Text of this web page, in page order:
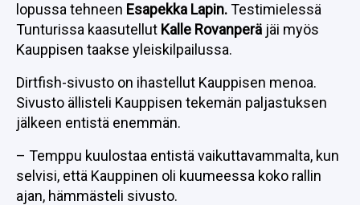
lopussa tehneen Esapekka Lapin.Testimielessä
Tunturissa kaasutellut Kalle Rovanperä jäi myös
Kauppisen taakse yleiskilpailussa.
Dirtfish-sivusto on ihastellut Kauppisen menoa.
Sivusto ällisteli Kauppisen tekemän paljastuksen
jälkeen entistä enemmän.
– Temppu kuulostaa entistä vaikuttavammalta, kun
selvisi, että Kauppinen oli kuumeessa koko rallin
ajan, hämmästeli sivusto.